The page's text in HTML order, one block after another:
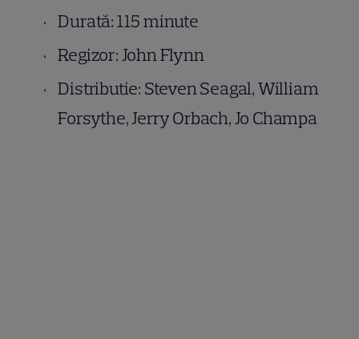
Durată: 115 minute
Regizor: John Flynn
Distributie: Steven Seagal, William
Forsythe, Jerry Orbach, Jo Champa